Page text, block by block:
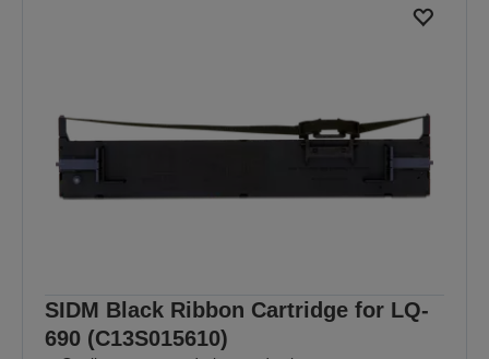
SIDM Black Ribbon Cartridge for LQ-
690 (C13S015610)